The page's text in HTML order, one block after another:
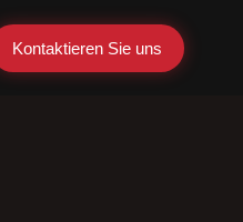
Kontaktieren Sie uns